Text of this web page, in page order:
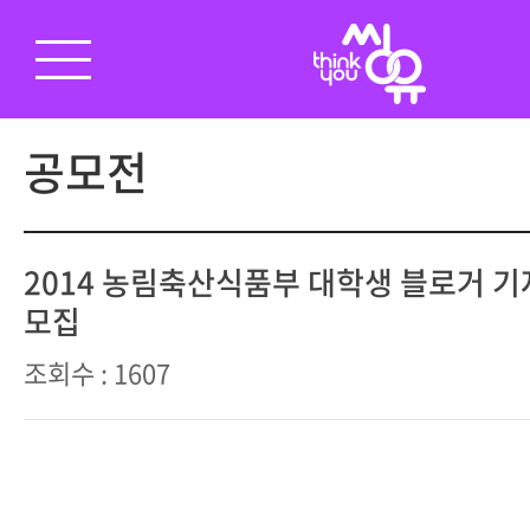
공모전
2014 농림축산식품부 대학생 블로거
모집
조회수 : 1607